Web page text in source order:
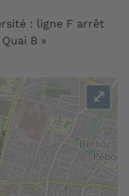
: ligne F arrêt
B »
⤢